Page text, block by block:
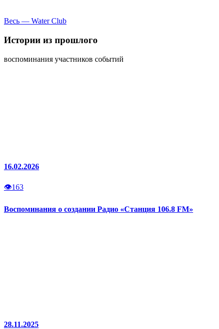
Весь — Water Club
Истории из прошлого
воспоминания участников событий
16.02.2026
👁163
Воспоминания о создании Радио «Станция 106.8 FM»
28.11.2025